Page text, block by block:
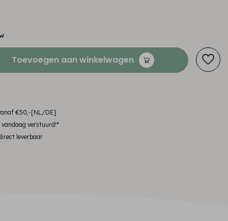
Toevoegen aan winkelwagen
€50,-[NL/DE]
vandaag verstuurd!*
leverbaar